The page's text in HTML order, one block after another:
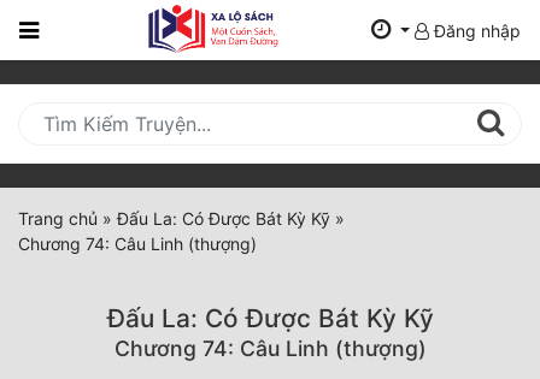
Trang
Mới
Cập
Nhật
(current)
Đăng nhập
Trang chủ »Đấu La: Có Được Bát Kỳ Kỹ »
Chương 74: Câu Linh (thượng)
Đấu La: Có Được Bát Kỳ Kỹ
Chương 74: Câu Linh (thượng)